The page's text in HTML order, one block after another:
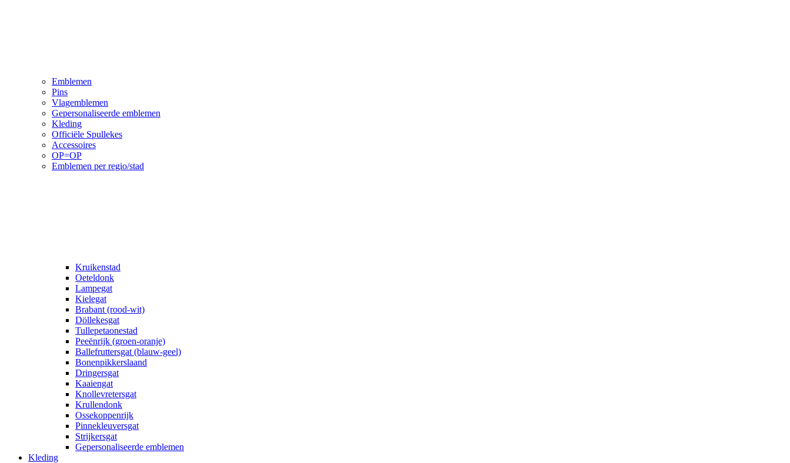
Emblemen
Pins
Vlagemblemen
Gepersonaliseerde emblemen
Kleding
Officiële Spullekes
Accessoires
OP=OP
Emblemen per regio/stad
Kruikenstad
Oeteldonk
Lampegat
Kielegat
Brabant (rood-wit)
Döllekesgat
Tullepetaonestad
Peeënrijk (groen-oranje)
Ballefruttersgat (blauw-geel)
Bonenpikkerslaand
Dringersgat
Kaaiengat
Knollevretersgat
Krullendonk
Ossekoppenrijk
Pinnekleuversgat
Strijkersgat
Gepersonaliseerde emblemen
Kleding